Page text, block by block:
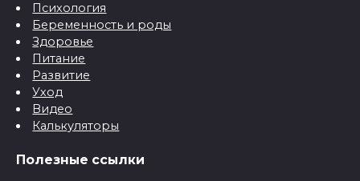
Психология
Беременность и роды
Здоровье
Питание
Развитие
Уход
Видео
Калькуляторы
Полезные ссылки